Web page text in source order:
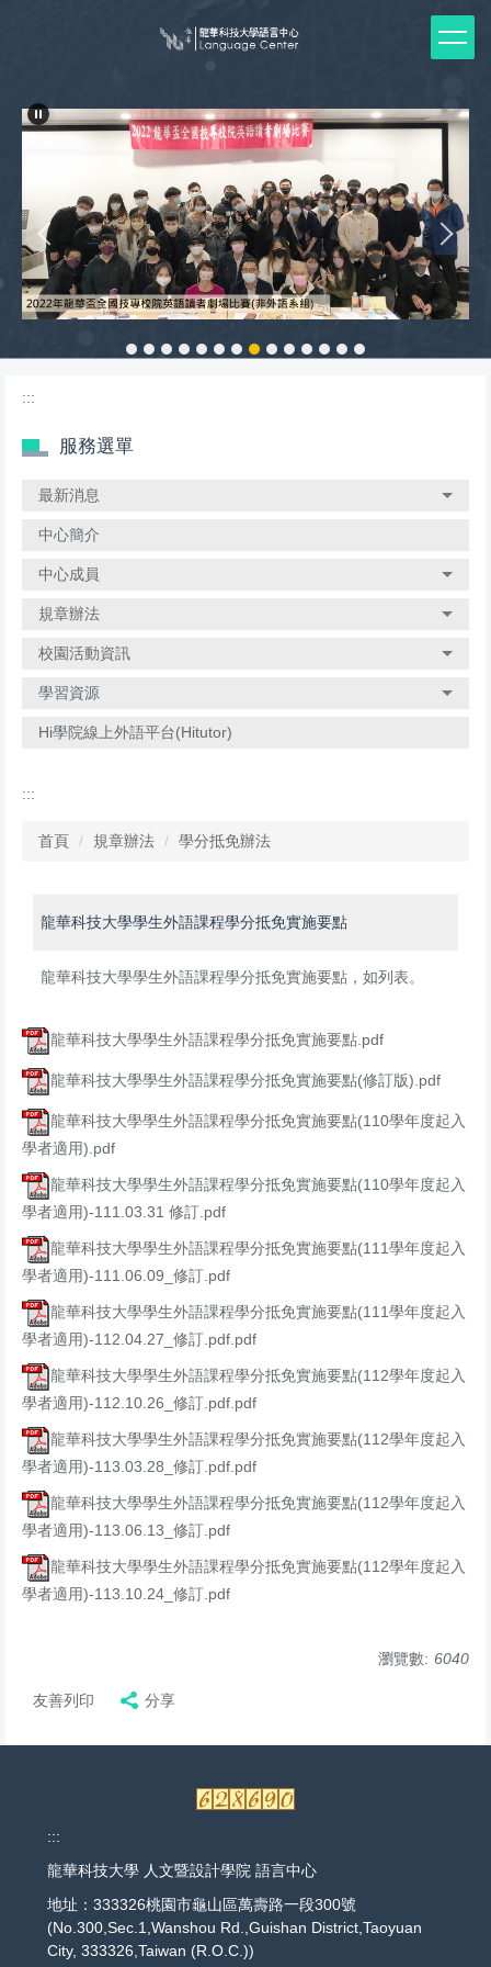
內
容
:::
服務選單
最新消息
中心簡介
中心成員
規章辦法
校園活動資訊
學習資源
Hi學院線上外語平台(Hitutor)
:::
首頁 規章辦法 學分抵免辦法
龍華科技大學學生外語課程學分抵免實施要點
龍華科技大學學生外語課程學分抵免實施要點，如列表。
龍華科技大學學生外語課程學分抵免實施要點.pdf
龍華科技大學學生外語課程學分抵免實施要點(修訂版).pdf
龍華科技大學學生外語課程學分抵免實施要點(110學年度起入
學者適用).pdf
龍華科技大學學生外語課程學分抵免實施要點(110學年度起入
學者適用)-111.03.31 修訂.pdf
龍華科技大學學生外語課程學分抵免實施要點(111學年度起入
學者適用)-111.06.09_修訂.pdf
龍華科技大學學生外語課程學分抵免實施要點(111學年度起入
學者適用)-112.04.27_修訂.pdf.pdf
龍華科技大學學生外語課程學分抵免實施要點(112學年度起入
學者適用)-112.10.26_修訂.pdf.pdf
龍華科技大學學生外語課程學分抵免實施要點(112學年度起入
學者適用)-113.03.28_修訂.pdf.pdf
龍華科技大學學生外語課程學分抵免實施要點(112學年度起入
學者適用)-113.06.13_修訂.pdf
龍華科技大學學生外語課程學分抵免實施要點(112學年度起入
學者適用)-113.10.24_修訂.pdf
瀏覽數: 6040
友善列印 分享
:::
龍華科技大學 人文暨設計學院 語言中心
地址：333326桃園市龜山區萬壽路一段300號
(No.300,Sec.1,Wanshou Rd.,Guishan District,Taoyuan
City, 333326,Taiwan (R.O.C.))